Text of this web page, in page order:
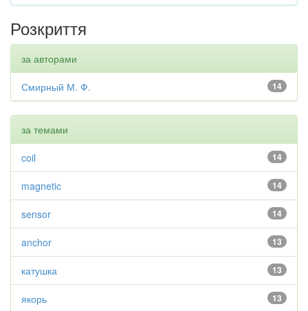
Розкриття
за авторами
14
Смирный М. Ф.
за темами
14
coil
14
magnetic
14
sensor
13
anchor
13
катушка
13
якорь